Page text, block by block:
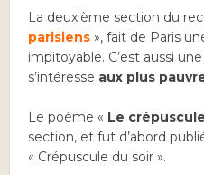
La deuxième section du
parisiens », fait de Paris
impitoyable. C’est aussi
s’intéresse aux plus
Le poème « Le
section, et fut d’abord
« Crépuscule du soir ».